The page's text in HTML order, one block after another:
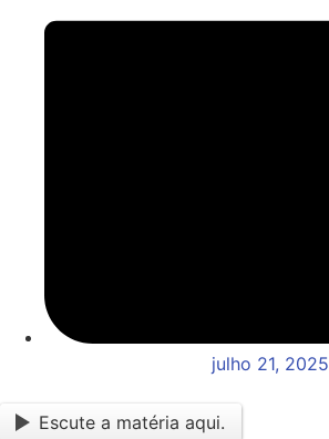
julho 21, 2025
Escute a matéria aqui.